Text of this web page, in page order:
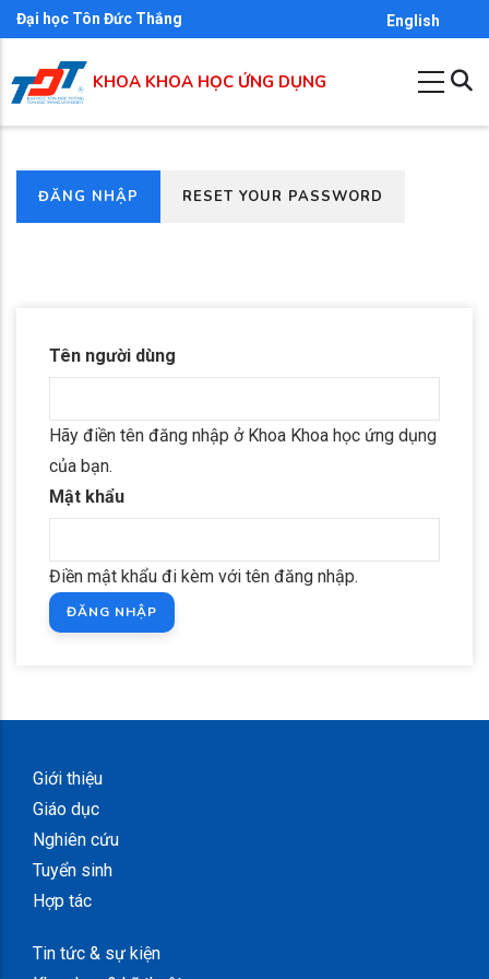
Nhảy
đến
nội
dung
Đại học Tôn Đức Thắng English
KHOA KHOA HỌC ỨNG DỤNG
Primary
ĐĂNG NHẬP RESET YOUR PASSWORD
Tên người dùng
Hãy điền tên đăng nhập ở Khoa Khoa học ứng dụng
của bạn.
Mật khẩu
Điền mật khẩu đi kèm với tên đăng nhập.
Giới thiệu
Giáo dục
Nghiên cứu
Tuyển sinh
Hợp tác
Tin tức & sự kiện